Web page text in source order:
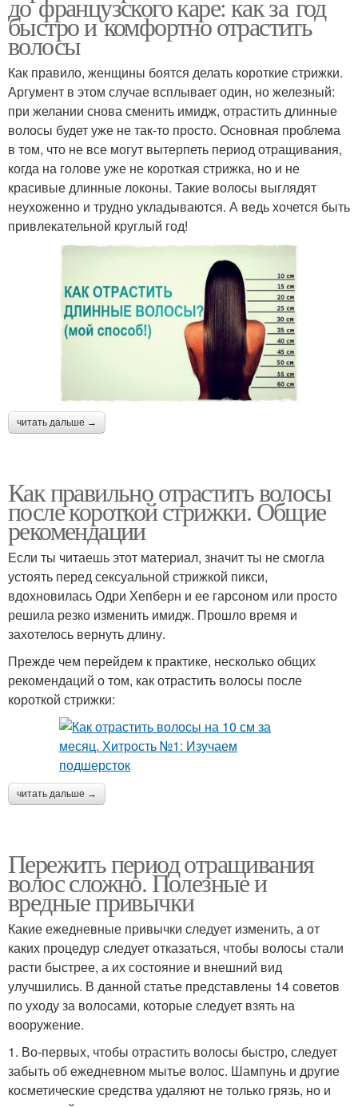
быстро и комфортно отрастить
волосы
Как правило, женщины боятся делать короткие стрижки.
Аргумент в этом случае всплывает один, но железный:
при желании снова сменить имидж, отрастить длинные
волосы будет уже не так-то просто. Основная проблема
в том, что не все могут вытерпеть период отращивания,
когда на голове уже не короткая стрижка, но и не
красивые длинные локоны. Такие волосы выглядят
неухоженно и трудно укладываются. А ведь хочется быть
привлекательной круглый год!
читать дальше →
Как правильно отрастить волосы
после короткой стрижки. Общие
рекомендации
Если ты читаешь этот материал, значит ты не смогла
устоять перед сексуальной стрижкой пикси,
вдохновилась Одри Хепберн и ее гарсоном или просто
решила резко изменить имидж. Прошло время и
захотелось вернуть длину.
Прежде чем перейдем к практике, несколько общих
рекомендаций о том, как отрастить волосы после
короткой стрижки:
читать дальше →
Пережить период отращивания
волос сложно. Полезные и
вредные привычки
Какие ежедневные привычки следует изменить, а от
каких процедур следует отказаться, чтобы волосы стали
расти быстрее, а их состояние и внешний вид
улучшились. В данной статье представлены 14 советов
по уходу за волосами, которые следует взять на
вооружение.
1. Во-первых, чтобы отрастить волосы быстро, следует
забыть об ежедневном мытье волос. Шампунь и другие
косметические средства удаляют не только грязь, но и